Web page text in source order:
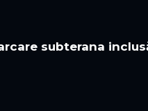
subterana